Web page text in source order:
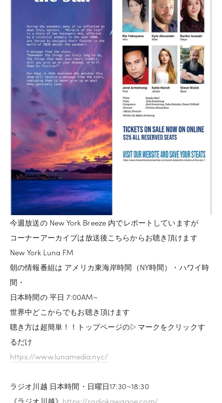
今週放送の New York Breeze 内でレポートしていますが
コーナーアーカイブは放送後こちらからお聴き頂けます
New York Luna FM
朝の情報番組は アメリカ東海岸時間（NY時間）・ハワイ時
間・
日本時間の 平日 7:00AM~
世界中どこからでもお聴き頂けます
聴き方は超簡単！！トップページの▷マークをクリックす
るだけ
https://www.lunamedia.nyc/
ラジオ川越 日本時間・日曜日17:30~18:30